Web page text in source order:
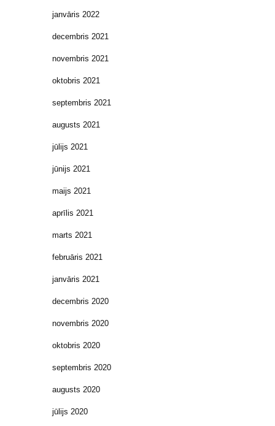
janvāris 2022
decembris 2021
novembris 2021
oktobris 2021
septembris 2021
augusts 2021
jūlijs 2021
jūnijs 2021
maijs 2021
aprīlis 2021
marts 2021
februāris 2021
janvāris 2021
decembris 2020
novembris 2020
oktobris 2020
septembris 2020
augusts 2020
jūlijs 2020